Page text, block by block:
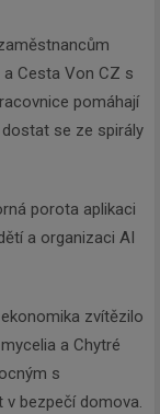
Cesta Von CZ s
pomáhají
se ze spirály
porota aplikaci
a organizaci AI
zvítězilo
a Chytré
s
bezpečí domova.